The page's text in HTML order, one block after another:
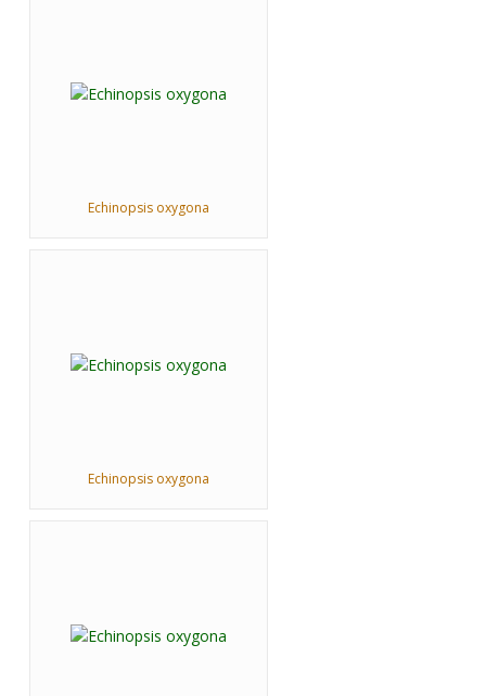
Echinopsis oxygona
Echinopsis oxygona